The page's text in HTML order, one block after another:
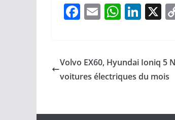
F
b
o
k
E
l
W
s
A
p
Li
e
dI
X
Volvo EX60, Hyundai Ioniq 5
voitures électriques du mois